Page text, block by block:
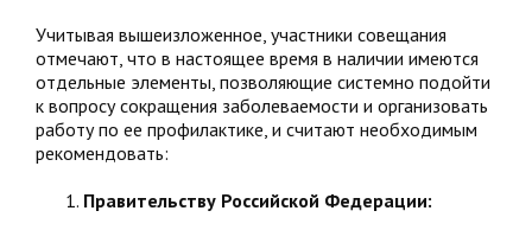
Учитывая вышеизложенное, участники совещания
отмечают, что в настоящее время в наличии имеются
отдельные элементы, позволяющие системно подойти
к вопросу сокращения заболеваемости и организовать
работу по ее профилактике, и считают необходимым
рекомендовать:
Правительству Российской Федерации: